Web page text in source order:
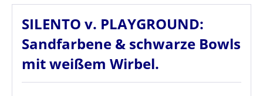
SILENTO v. PLAYGROUND:
Sandfarbene & schwarze Bowls
mit weißem Wirbel.